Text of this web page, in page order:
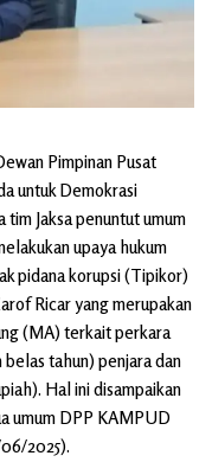
Pimpinan Pusat
untuk Demokrasi
Jaksa penuntut umum
upaya hukum
pidana korupsi (Tipikor)
Ricar yang merupakan
(MA) terkait perkara
tahun) penjara dan
Hal ini disampaikan
umum DPP KAMPUD
2025).